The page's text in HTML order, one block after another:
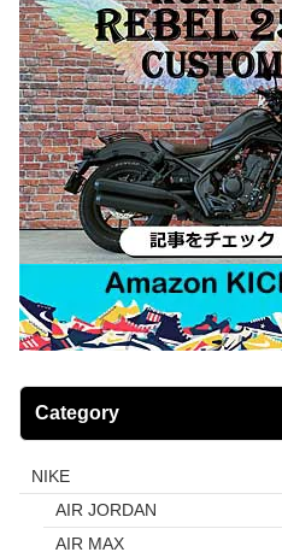
Category
NIKE
AIR JORDAN
AIR MAX